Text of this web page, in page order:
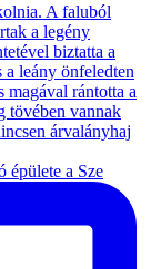
épülete a Sze